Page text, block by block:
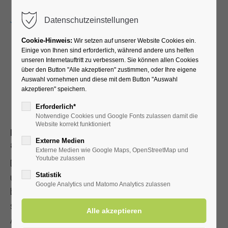
Das Klima in Bad
Westernkotten
Bad Westernkotten kann ein sehr gutes Bioklima
aufweisen.
Das Reizklima Bad Westernkottens regt den Stoffwechsel
und die Gesamtaktivität des Körpers an und kann für
bestimmte Krankheiten ein bedeutsamer Heilfaktor
sein.Hinzu kommt die Präsenz des Schonklimas, dessen
Attribute die geringen thermischen Reize, eine
Datenschutzeinstellungen
Cookie-Hinweis: Wir setzen auf unserer Website Cookies ein.
Einige von Ihnen sind erforderlich, während andere uns helfen
unseren Internetauftritt zu verbessern. Sie können allen Cookies
über den Button "Alle akzeptieren" zustimmen, oder Ihre eigene
Auswahl vornehmen und diese mit dem Button "Auswahl
akzeptieren" speichern.
Erforderlich*
Notwendige Cookies und Google Fonts zulassen damit die
Website korrekt funktioniert
Externe Medien
Externe Medien wie Google Maps, OpenStreetMap und
Youtube zulassen
Statistik
Google Analytics und Matomo Analytics zulassen